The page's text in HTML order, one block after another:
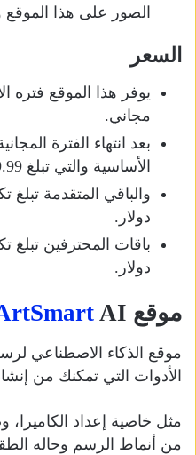
الصور على هذا الموقع
السعر
يوفر هذا الموقع فتره
مجاني.
بعد انتهاء الفترة
الأساسية والتي تبلغ 9.99 دولار شهريا.
دولار.
دولار.
موقع AI
موقع الذكاء الاصطناعي
الأدوات التي تمكنك من
مثل خاصية إعداد الكاميرا،
من أنماط الرسم وحاله